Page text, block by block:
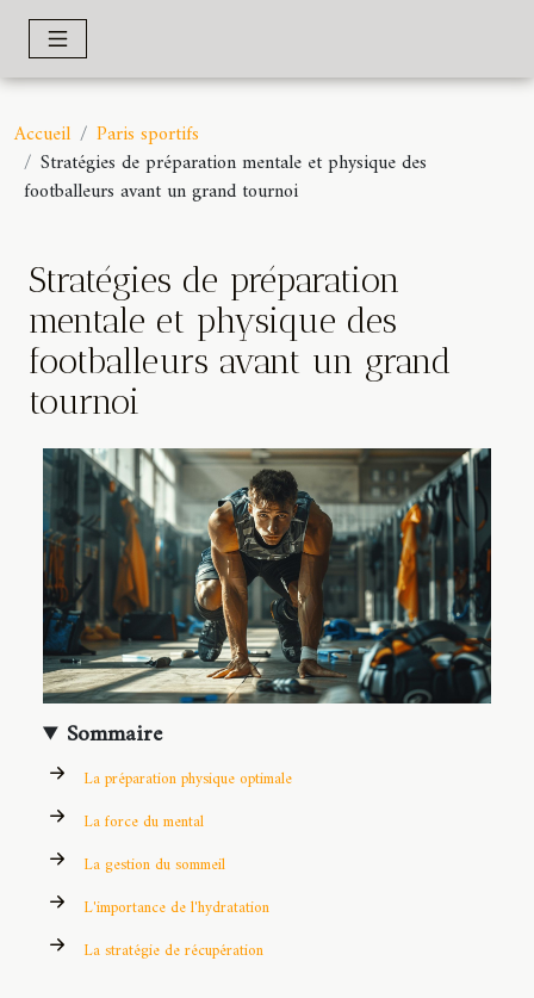
Accueil
Paris sportifs
Stratégies de préparation mentale et physique des
footballeurs avant un grand tournoi
Stratégies de préparation
mentale et physique des
footballeurs avant un grand
tournoi
Sommaire
La préparation physique optimale
La force du mental
La gestion du sommeil
L'importance de l'hydratation
La stratégie de récupération